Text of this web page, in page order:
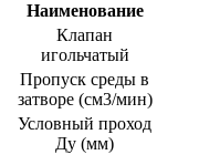
Наименование
Клапан
игольчатый
Пропуск среды в
затворе (см3/мин)
Условный проход
Ду (мм)